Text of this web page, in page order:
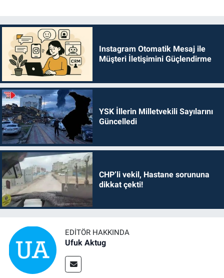
Instagram Otomatik Mesaj ile
Müşteri İletişimini Güçlendirme
YSK İllerin Milletvekili Sayılarını
Güncelledi
CHP’li vekil, Hastane sorununa
dikkat çekti!
EDITÖR HAKKINDA
Ufuk Aktug